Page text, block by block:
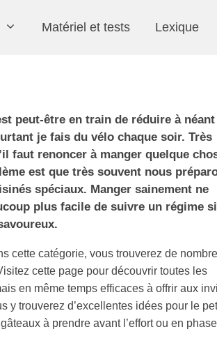
Matériel et tests Lexique
peut-être en train de réduire à néant
je fais du vélo chaque soir. Très
faut renoncer à manger quelque
est que très souvent nous
spéciaux. Manger sainement ne
plus facile de suivre un régime
cette catégorie, vous trouverez de
cette page pour découvrir toutes les
en même temps efficaces à offrir aux
y trouverez d’excellentes idées pour le
à prendre avant l’effort ou en